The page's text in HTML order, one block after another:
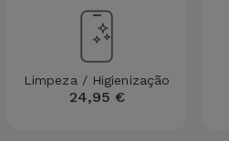
Limpeza / Higienização
24,95 €